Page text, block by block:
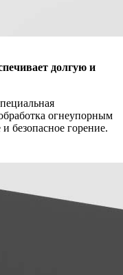
долгую и
огнеупорным
безопасное горение.